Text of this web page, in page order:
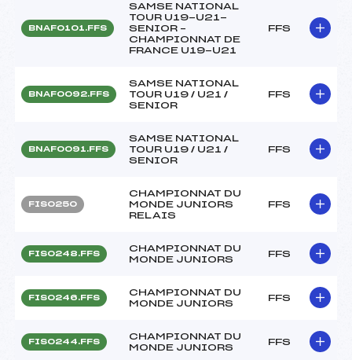
BNAF0101.FFS
SAMSE NATIONAL
TOUR U19-U21-
SENIOR –
CHAMPIONNAT DE
FRANCE U19-U21
FFS
BNAF0092.FFS
SAMSE NATIONAL
TOUR U19 / U21 /
SENIOR
FFS
BNAF0091.FFS
SAMSE NATIONAL
TOUR U19 / U21 /
SENIOR
FFS
FIS0250
CHAMPIONNAT DU
MONDE JUNIORS
RELAIS
FFS
FIS0248.FFS
CHAMPIONNAT DU
MONDE JUNIORS
FFS
FIS0246.FFS
CHAMPIONNAT DU
MONDE JUNIORS
FFS
FIS0244.FFS
CHAMPIONNAT DU
MONDE JUNIORS
FFS